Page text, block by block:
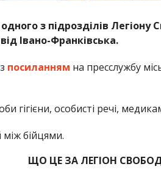
з підрозділів
Івано-Франківська.
з посиланням на пресслужбу
гігієни, особисті речі,
бійцями.
ЩО ЦЕ ЗА ЛЕГІОН